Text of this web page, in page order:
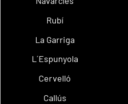
Rubí
La Garriga
L´Espunyola
Cervelló
Callús